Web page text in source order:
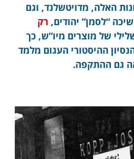
האלה, מדויטשלנד, וגם
“לסמן” יהודים, רק
של מוצרים מיו”ש, כך
ההיסטורי העגום מלמד
גם ההתקפה.